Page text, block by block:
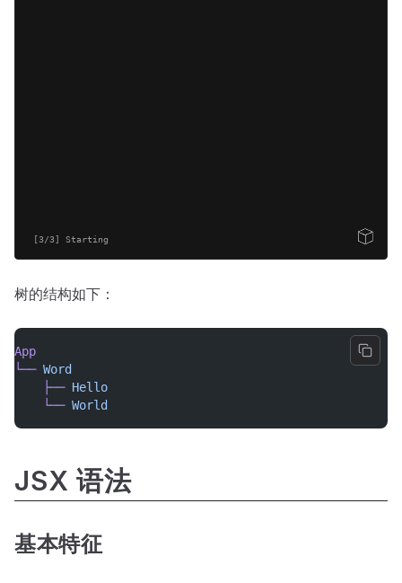
Open Sandbox
[3/3] Starting
树的结构如下：
App
└── Word
├── Hello
└── World
JSX 语法
基本特征